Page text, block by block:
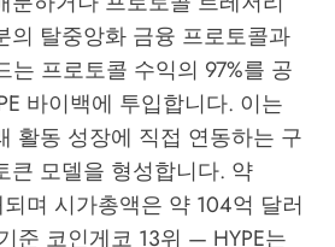
의 탈중앙화 금융 프로토콜과
는 프로토콜 수익의 97%를 공
바이백에 투입합니다. 이는
활동 성장에 직접 연동하는 구
큰 모델을 형성합니다. 약
며 시가총액은 약 104억 달러
준 코인게코 13위 — HYPE는